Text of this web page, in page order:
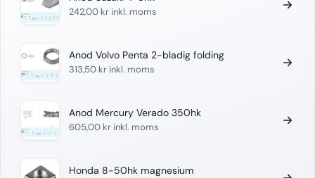
242,00 kr inkl. moms
Anod Volvo Penta 2-bladig folding
313,50 kr inkl. moms
Anod Mercury Verado 350hk
605,00 kr inkl. moms
Honda 8-50hk magnesium